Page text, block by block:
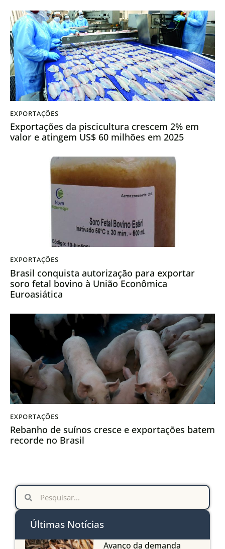
EXPORTAÇÕES
Exportações da piscicultura crescem 2% em
valor e atingem US$ 60 milhões em 2025
EXPORTAÇÕES
Brasil conquista autorização para exportar
soro fetal bovino à União Econômica
Euroasiática
EXPORTAÇÕES
Rebanho de suínos cresce e exportações batem
recorde no Brasil
Últimas Notícias
Avanço da demanda